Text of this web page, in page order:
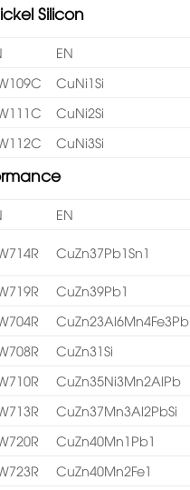
Silicon
EN
CuNi1Si
CuNi2Si
CuNi3Si
EN
CuZn37Pb1Sn1
CuZn39Pb1
CuZn23Al6Mn4Fe3Pb
CuZn31Si
CuZn35Ni3Mn2AlPb
CuZn37Mn3Al2PbSi
CuZn40Mn1Pb1
CuZn40Mn2Fe1